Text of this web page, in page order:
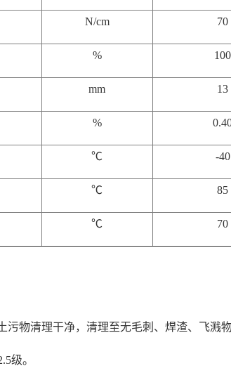
N/cm 70
% 100
mm 13
%
℃ -40
℃ 85
℃ 70
物清理干净，清理至无毛刺、焊渣、飞溅物
级。